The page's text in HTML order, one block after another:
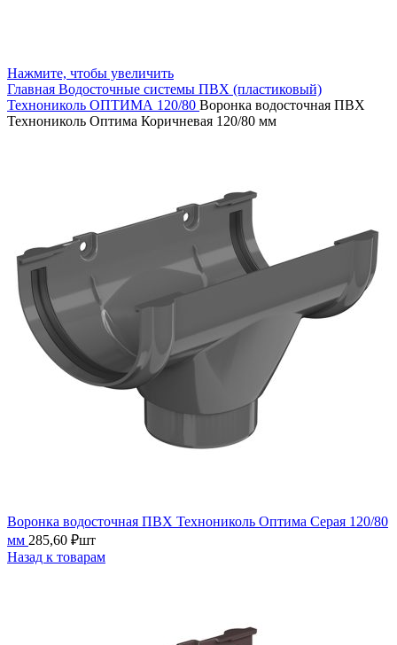
Нажмите, чтобы увеличить
Главная Водосточные системы ПВХ (пластиковый)
Технониколь ОПТИМА 120/80 Воронка водосточная ПВХ
Технониколь Оптима Коричневая 120/80 мм
Воронка водосточная ПВХ Технониколь Оптима Серая 120/80
мм 285,60 ₽шт
Назад к товарам